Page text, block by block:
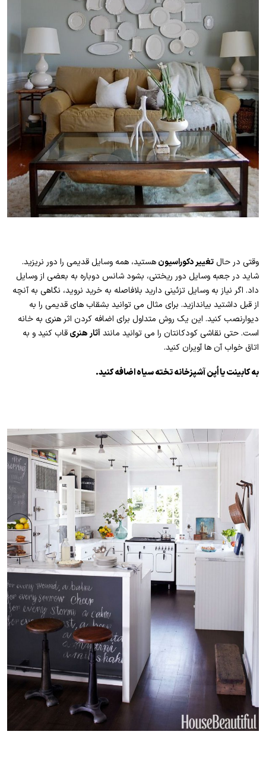
وقتی در حال تغییر دکوراسیونهستید، همه وسایل قدیمی را دور نریزید.
شاید در جعبه وسایل دور ریختنی، بشود شانس دوباره به بعضی از وسایل
داد. اگر نیاز به وسایل تزئینی دارید بلافاصله به خرید نروید، نگاهی به آنچه
از قبل داشتید بیاندازید. برای مثال می توانید بشقاب های قدیمی را به
دیوارنصب کنید. این یک روش متداول برای اضافه کردن اثر هنری به خانه
است. حتی نقاشی کودکانتان را می توانید مانندآثار هنریقاب کنید و به
اتاق خواب آن ها آویران کنید.
به کابینت یا اُپن آشپزخانه تخته سیاه اضافه کنید.